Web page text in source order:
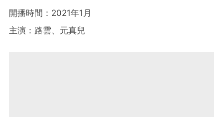
開播時間：2021年1月
主演：路雲、元真兒